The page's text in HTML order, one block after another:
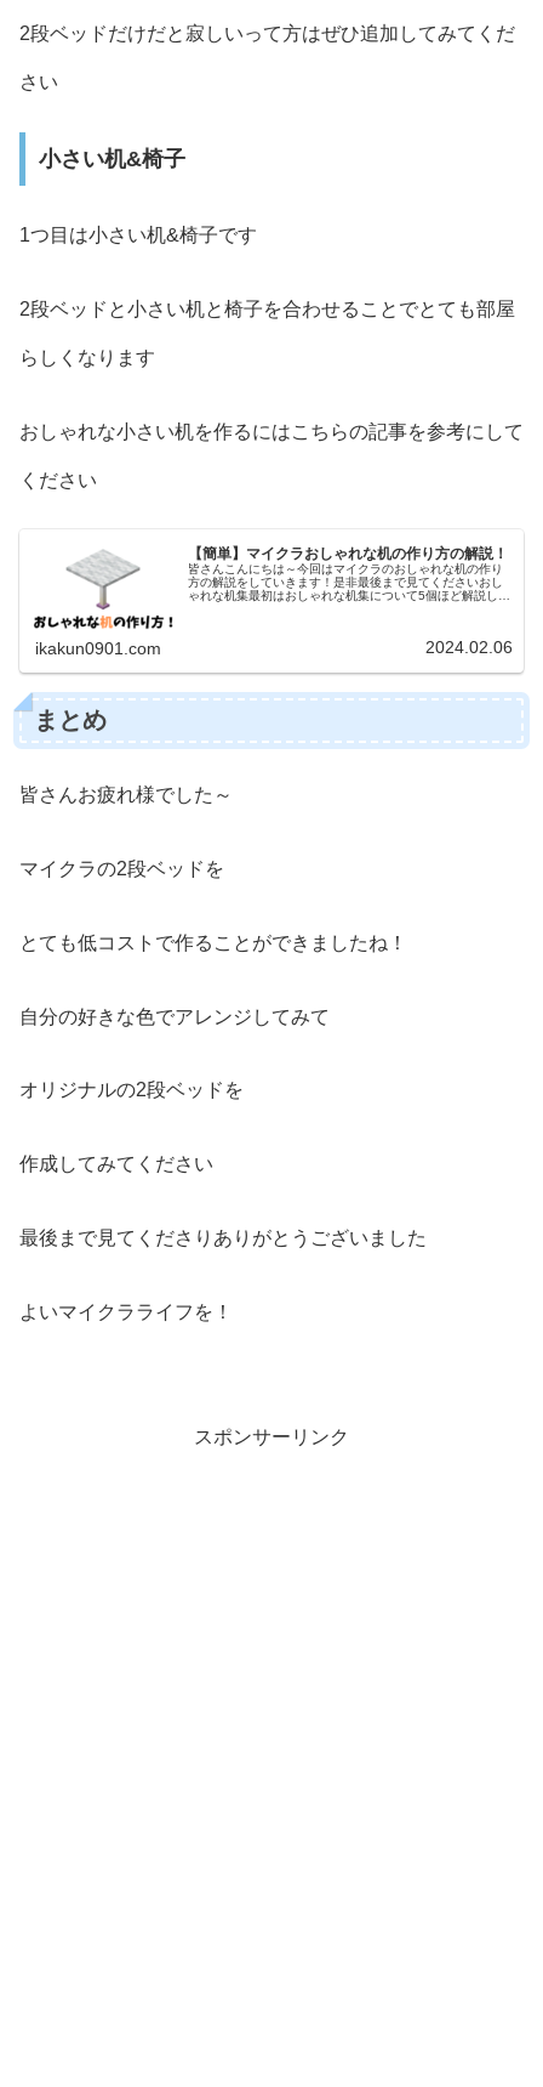
2段ベッドだけだと寂しいって方はぜひ追加してみてくだ
さい
小さい机&椅子
1つ目は小さい机&椅子です
2段ベッドと小さい机と椅子を合わせることでとても部屋
らしくなります
おしゃれな小さい机を作るにはこちらの記事を参考にして
ください
【簡単】マイクラおしゃれな机の作り方の解説！
皆さんこんにちは～今回はマイクラのおしゃれな机の作り
方の解説をしていきます！是非最後まで見てくださいおし
ゃれな机集最初はおしゃれな机集について5個ほど解説して
ikakun0901.com 2024.02.06
まとめ
皆さんお疲れ様でした～
マイクラの2段ベッドを
とても低コストで作ることができましたね！
自分の好きな色でアレンジしてみて
オリジナルの2段ベッドを
作成してみてください
最後まで見てくださりありがとうございました
よいマイクラライフを！
スポンサーリンク